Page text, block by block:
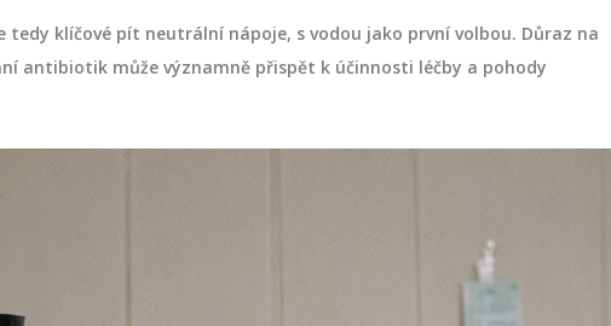
tedy klíčové pít neutrální nápoje, s vodou jako první volbou. Důraz na
antibiotik může významně přispět k účinnosti léčby a pohody